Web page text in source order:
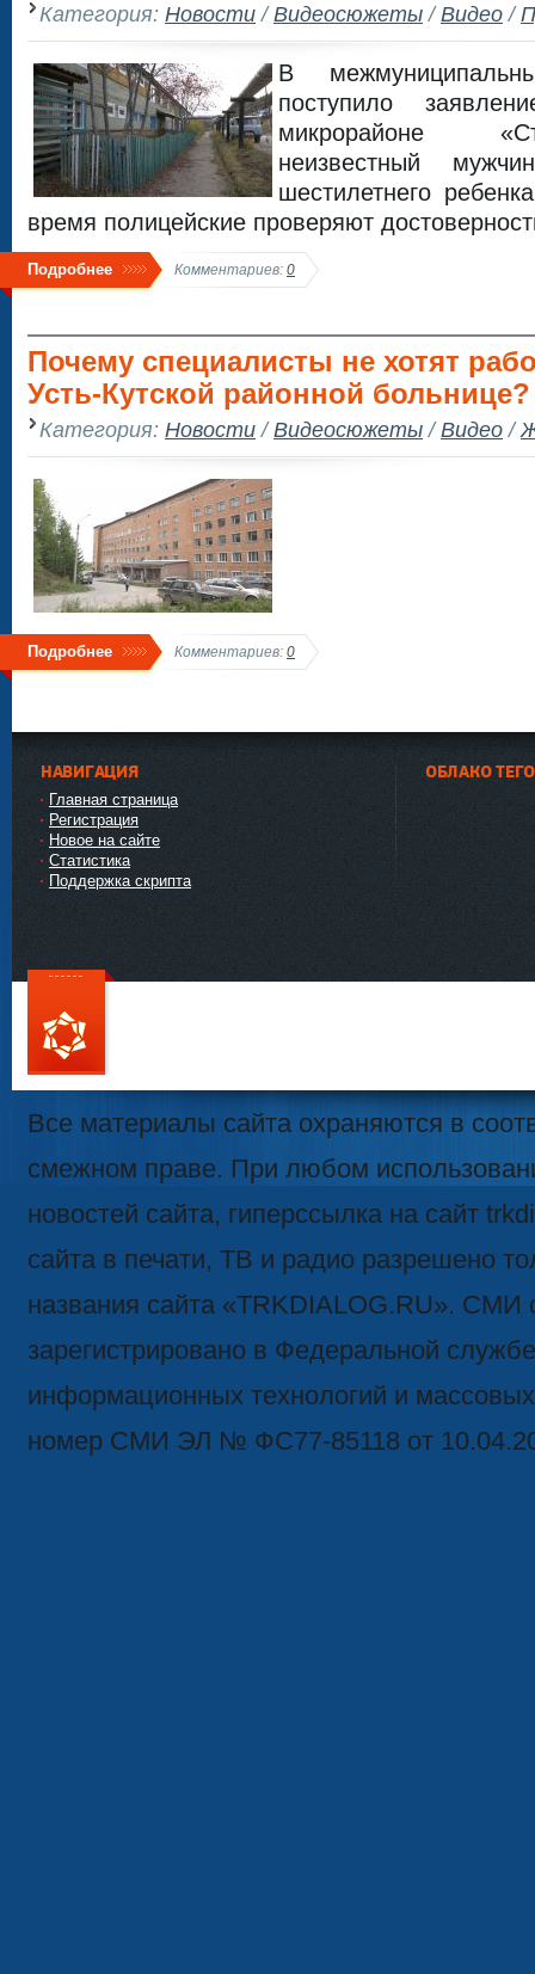
Категория: Новости/Видеосюжеты/Видео/
В
поступило
микрорайоне
неизвестный
шестилетнего
время полицейские проверяют
Подробнее Комментариев: 0
Почему специалисты не хотят
Усть-Кутской районной больнице?
Категория: Новости/Видеосюжеты/Видео/
Подробнее Комментариев: 0
НАВИГАЦИЯ
Главная страница
Регистрация
Новое на сайте
Статистика
Поддержка скрипта
ОБЛАКО
111
Все материалы сайта охраняются в
смежном праве. При любом
новостей сайта, гиперссылка на сайт
сайта в печати, ТВ и радио разрешено
названия сайта «TRKDIALOG.RU». СМИ
зарегистрировано в Федеральной
информационных технологий и
номер СМИ ЭЛ № ФС77-85118 от